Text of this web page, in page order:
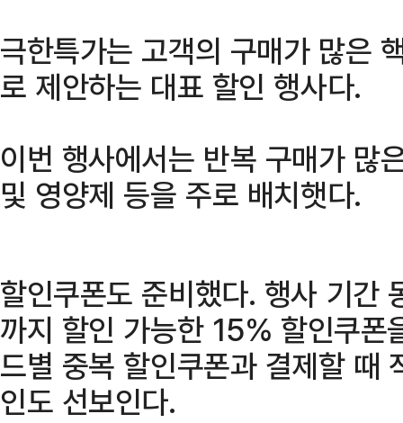
극한특가는 고객의 구매가 많은
로 제안하는 대표 할인 행사다.
이번 행사에서는 반복 구매가 많
및 영양제 등을 주로 배치햇다.
할인쿠폰도 준비했다. 행사 기간
까지 할인 가능한 15% 할인쿠
드별 중복 할인쿠폰과 결제할 때
인도 선보인다.